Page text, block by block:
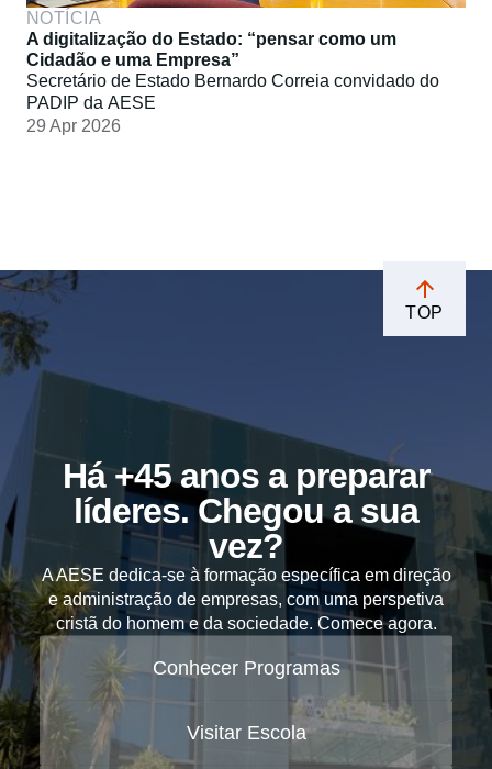
NOTÍCIA
A digitalização do Estado: “pensar como um
Cidadão e uma Empresa”
Secretário de Estado Bernardo Correia convidado do
PADIP da AESE
29 Apr 2026
TOP
Há +45 anos a preparar
líderes. Chegou a sua
vez?
A AESE dedica-se à formação específica em direção
e administração de empresas, com uma perspetiva
cristã do homem e da sociedade. Comece agora.
Conhecer Programas
Visitar Escola